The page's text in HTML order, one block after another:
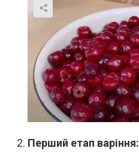
Перший етап варіння: